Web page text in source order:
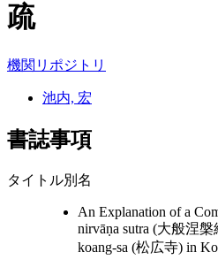
疏
機関リポジトリ
池内, 宏
書誌事項
タイトル別名
An Explanation of a
nirvāṇa sutra (大般涅
koang-sa (松広寺) in